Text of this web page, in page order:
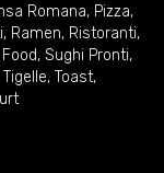
Romana, Pizza,
, Ramen, Ristoranti,
, Sughi Pronti,
Tigelle, Toast,